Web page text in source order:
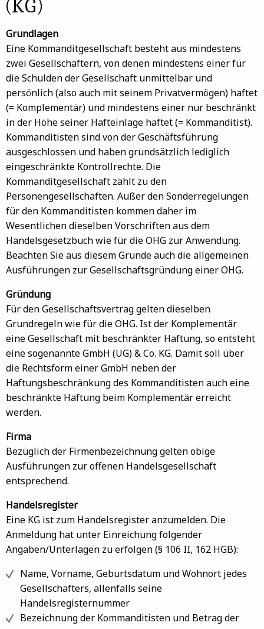
(KG)
Grundlagen
Eine Kommanditgesellschaft besteht aus mindestens
zwei Gesellschaftern, von denen mindestens einer für
die Schulden der Gesellschaft unmittelbar und
persönlich (also auch mit seinem Privatvermögen) haftet
(= Komplementär) und mindestens einer nur beschränkt
in der Höhe seiner Hafteinlage haftet (= Kommanditist).
Kommanditisten sind von der Geschäftsführung
ausgeschlossen und haben grundsätzlich lediglich
eingeschränkte Kontrollrechte. Die
Kommanditgesellschaft zählt zu den
Personengesellschaften. Außer den Sonderregelungen
für den Kommanditisten kommen daher im
Wesentlichen dieselben Vorschriften aus dem
Handelsgesetzbuch wie für die OHG zur Anwendung.
Beachten Sie aus diesem Grunde auch die allgemeinen
Ausführungen zur Gesellschaftsgründung einer OHG.
Gründung
Für den Gesellschaftsvertrag gelten dieselben
Grundregeln wie für die OHG. Ist der Komplementär
eine Gesellschaft mit beschränkter Haftung, so entsteht
eine sogenannte GmbH (UG) & Co. KG. Damit soll über
die Rechtsform einer GmbH neben der
Haftungsbeschränkung des Kommanditisten auch eine
beschränkte Haftung beim Komplementär erreicht
werden.
Firma
Bezüglich der Firmenbezeichnung gelten obige
Ausführungen zur offenen Handelsgesellschaft
entsprechend.
Handelsregister
Eine KG ist zum Handelsregister anzumelden. Die
Anmeldung hat unter Einreichung folgender
Angaben/Unterlagen zu erfolgen (§ 106 II, 162 HGB):
Name, Vorname, Geburtsdatum und Wohnort jedes
Gesellschafters, allenfalls seine
Handelsregisternummer
Bezeichnung der Kommanditisten und Betrag der